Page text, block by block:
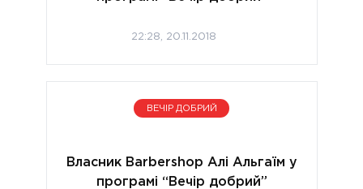
22:28, 20.11.2018
ВЕЧІР ДОБРИЙ
Власник Barbershop Алі Альгаїм у
програмі “Вечір добрий”